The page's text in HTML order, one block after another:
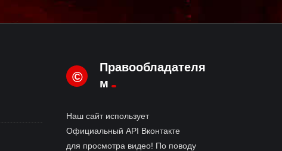
©
Правообладателя
м
Наш сайт использует
Официальный API Вконтакте
для просмотра видео! По поводу